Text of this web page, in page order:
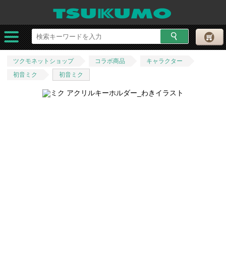
ツクモネットショップ コラボ商品
キャラクター
初音ミク
初音ミク